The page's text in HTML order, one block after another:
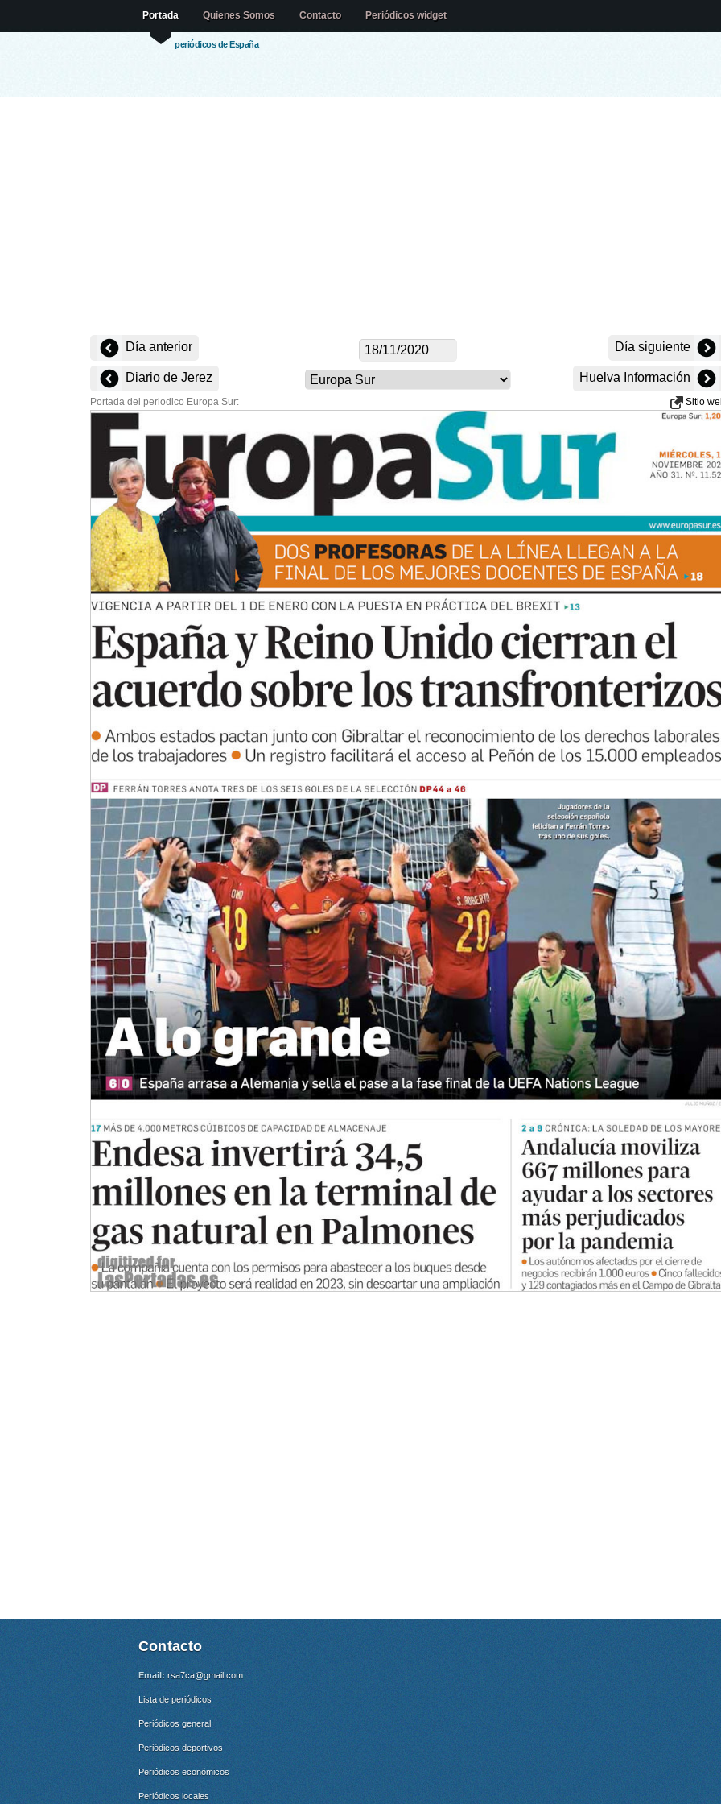
periódicos de España
Portada Quienes Somos Contacto Periódicos widget
Día anterior Día siguiente
Diario de Jerez Huelva Información
Portada del periodico Europa Sur: Sitio
Contacto
Email: rsa7ca@gmail.com
Lista de periódicos
Periódicos general
Periódicos deportivos
Periódicos económicos
Periódicos locales